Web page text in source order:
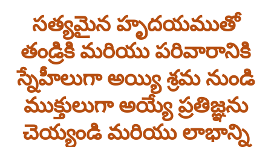
సత్యమైన హృదయముతో
తండ్రికి మరియు పరివారానికి
స్నేహీలుగా అయ్యి శ్రమ నుండి
ముక్తులుగా అయ్యే ప్రతిజ్ఞను
చెయ్యండి మరియు లాభాన్ని